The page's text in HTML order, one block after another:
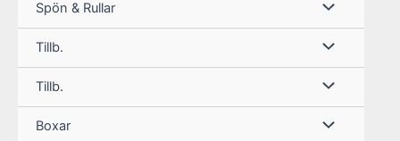
Spön & Rullar
Tillb.
Tillb.
Boxar